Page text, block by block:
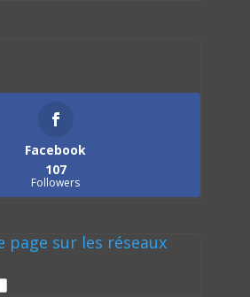
Facebook
107
Followers
page sur les réseaux